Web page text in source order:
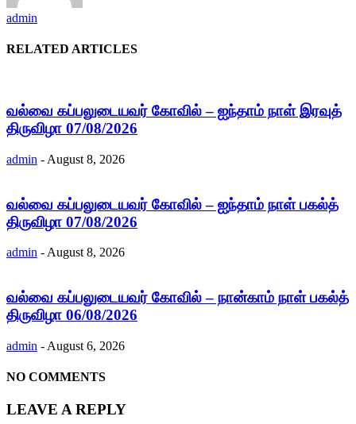
admin
RELATED ARTICLES
வல்வை கப்பலுடையவர் கோவில் – ஐந்தாம் நாள் இரவுத்
திருவிழா 07/08/2026
admin - August 8, 2026
வல்வை கப்பலுடையவர் கோவில் – ஐந்தாம் நாள் பகல்த்
திருவிழா 07/08/2026
admin - August 8, 2026
வல்வை கப்பலுடையவர் கோவில் – நான்காம் நாள் பகல்த்
திருவிழா 06/08/2026
admin - August 6, 2026
NO COMMENTS
LEAVE A REPLY